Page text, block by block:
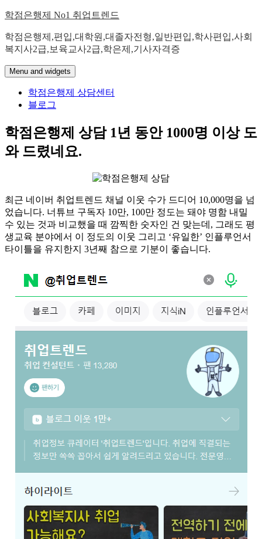
Skip
content
학점은행제 No1 취업트렌드
학점은행제,편입,대학원,대졸자전형,일반편입,학사편입,사회
복지사2급,보육교사2급,학은제,기사자격증
Menu and widgets
학점은행제 상담센터
블로그
학점은행제 상담 1년 동안 1000명 이상 도
와 드렸네요.
최근 네이버 취업트렌드 채널 이웃 수가 드디어 10,000명을 넘
었습니다. 너튜브 구독자 10만, 100만 정도는 돼야 명함 내밀
수 있는 것과 비교했을 때 깜찍한 숫자인 건 맞는데, 그래도 평
생교육 분야에서 이 정도의 이웃 그리고 ‘유일한’ 인플루언서
타이틀을 유지한지 3년째 참으로 기분이 좋습니다.